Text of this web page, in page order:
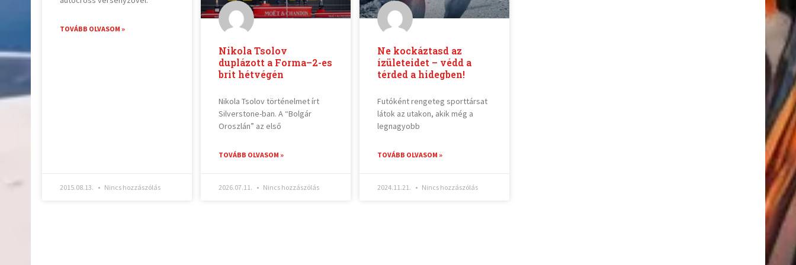
TOVÁBB OLVASOM »
2015.08.13. Nincs hozzászólás
Nikola Tsolov
duplázott a Forma–2-es
brit hétvégén
Nikola Tsolov történelmet írt
Silverstone-ban. A “Bolgár
Oroszlán” az első
TOVÁBB OLVASOM »
2026.07.11. Nincs hozzászólás
Ne kockáztasd az
ízületeidet – védd a
térded a hidegben!
Futóként rengeteg sporttársat
látok az utakon, akik még a
legnagyobb
TOVÁBB OLVASOM »
2024.11.21. Nincs hozzászólás